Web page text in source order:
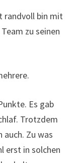
auch. Zu was
erst in solchen
muss
haben.
davor, dass
mitmachen.
sinnvoll